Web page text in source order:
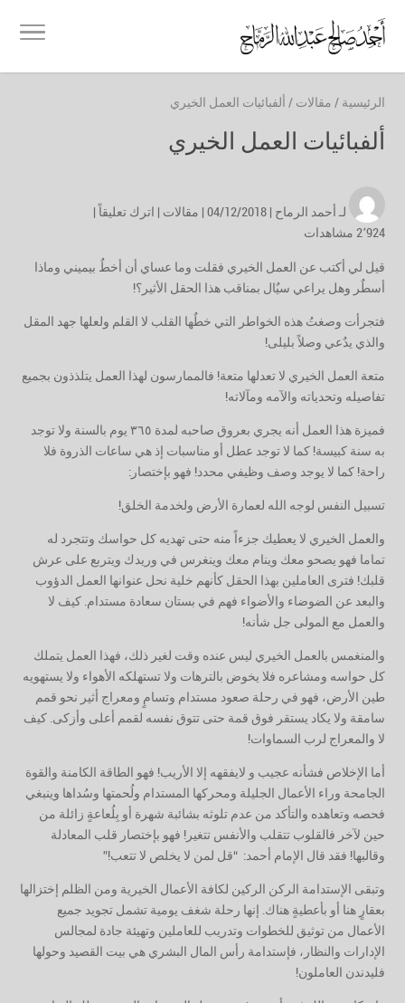
الرئيسية / مقالات / ألفبائيات العمل الخيري
ألفبائيات العمل الخيري
لـ أحمد الرماح مقالات اترك تعليقاً
2٬924 مشاهدات
قيل لي أكتب عن العمل الخيري فقلت وما عساي أن أخطٌ بيميني وماذا
أسطٌر وهل يراعي سيٌال بمناقب هذا الحقل الأثير؟!
فتجرأت وصغتُ هذه الخواطر التي خطٌها القلب لا القلم ولعلها جهد المقل
والذي يدٌعي وصلاً بليلى!
متعة العمل الخيري لا تعدلها متعة! فالممارسون لهذا العمل يتلذذون بجميع
تفاصيله وتحدياته والآمه ومآلاته!
‏فميزة هذا العمل أنه يجري بعروق صاحبه لمدة ٣٦٥ يوم بالسنة ولا توجد
به سنة كبيسة! كما لا توجد عطل أو مناسبات إذ هي ساعات الذروة فلا
راحة! ‏كما لا يوجد وصف وظيفي محدد! فهو بإختصار:
‏تسبيل النفس لوجه الله لعمارة الأرض ولخدمة الخلق!
‏والعمل الخيري لا يعطيك جزءاً منه حتى تهديه كل حواسك وتتجرد له
تماما فهو يصحو معك وينام معك وينغرس في وريدك ويتربع على عرش
قلبك! فترى العاملين بهذا الحقل كأنهم خلية نحل عنوانها العمل الدؤوب
والبعد عن الضوضاء والأضواء فهم في بستان سعادة مستدام. كيف لا
والعمل مع المولى جل شأنه!
‏والمنغمس بالعمل الخيري ليس عنده وقت لغير ذلك، فهذا العمل يتملك
كل حواسه ومشاعره فلا يخوض بالترهات ولا تستهلكه الأهواء ولا يستهويه
طين الأرض، فهو في رحلة صعود مستدام وتسامٍ ومعراج أثير نحو قمم
سامقة ولا يكاد يستقر فوق قمة حتى تتوق نفسه لقمم أعلى وأزكى. كيف
لا والمعراج لرب السماوات!
‏أما الإخلاص فشأنه عجيب و لايفقهه إلا الأريب! فهو الطاقة الكامنة والقوة
الجامحة وراء الأعمال الجليلة ومحركها المستدام ولُحمتها وسُداها وينبغي
فحصه وتعاهده والتأكد من عدم تلوثه بشائبة شهرة أو بِلُعاعةٍ زائلة من
حين لآخر فالقلوب تتقلب والأنفس تتغير! فهو بإختصار قلب المعادلة
وقالبها! فقد قال الإمام أحمد: ‏ “قل لمن لا يخلص لا تتعب!”
‏وتبقى الإستدامة الركن الركين لكافة الأعمال الخيرية ومن الظلم إختزالها
بعقارٍ هنا أو بأعطيةٍ هناك. إنها رحلة شغف يومية تشمل تجويد جميع
الأعمال من توثيق للخطوات وتدريب للعاملين وتهيئة جادة لمجالس
الإدارات والنظار، فإستدامة رأس المال البشري هي بيت القصيد وحولها
فليدندن العاملون!